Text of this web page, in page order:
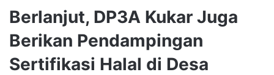
Berlanjut, DP3A Kukar Juga
Berikan Pendampingan
Sertifikasi Halal di Desa